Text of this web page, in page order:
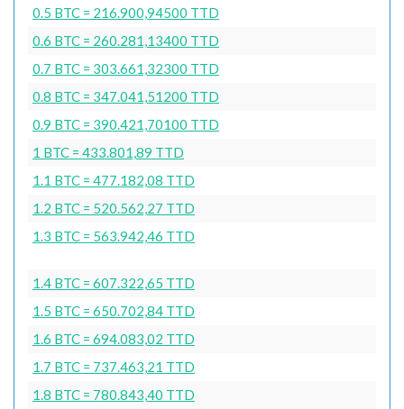
0.5 BTC = 216.900,94500 TTD
0.6 BTC = 260.281,13400 TTD
0.7 BTC = 303.661,32300 TTD
0.8 BTC = 347.041,51200 TTD
0.9 BTC = 390.421,70100 TTD
1 BTC = 433.801,89 TTD
1.1 BTC = 477.182,08 TTD
1.2 BTC = 520.562,27 TTD
1.3 BTC = 563.942,46 TTD
1.4 BTC = 607.322,65 TTD
1.5 BTC = 650.702,84 TTD
1.6 BTC = 694.083,02 TTD
1.7 BTC = 737.463,21 TTD
1.8 BTC = 780.843,40 TTD